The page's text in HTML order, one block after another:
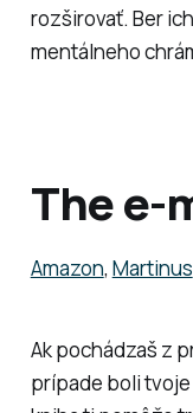
rozširovať. Ber
mentálneho
The e-
Amazon, Martinus
Ak pochádzaš z
prípade boli